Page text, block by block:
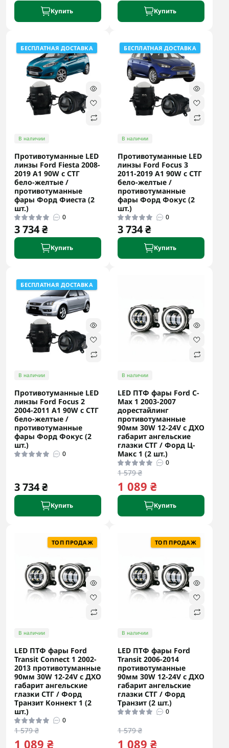
Купить Купить
БЕСПЛАТНАЯ ДОСТАВКА
В наличии
Противотуманные LED
линзы Ford Fiesta 2008-
2019 А1 90W с СТГ
бело-желтые /
противотуманные
фары Форд Фиеста (2
шт.)
0
3 734 ₴
Купить
БЕСПЛАТНАЯ ДОСТАВКА
В наличии
Противотуманные LED
линзы Ford Focus 3
2011-2019 А1 90W с СТГ
бело-желтые /
противотуманные
фары Форд Фокус (2
шт.)
0
3 734 ₴
Купить
БЕСПЛАТНАЯ ДОСТАВКА
В наличии
Противотуманные LED
линзы Ford Focus 2
2004-2011 А1 90W с СТГ
бело-желтые /
противотуманные
фары Форд Фокус (2
шт.)
0
3 734 ₴
Купить
В наличии
LED ПТФ фары Ford C-
Max 1 2003-2007
дорестайлинг
противотуманные
90мм 30W 12-24V с ДХО
габарит ангельские
глазки СТГ / Форд Ц-
Макс 1 (2 шт.)
0
1 579 ₴
1 089 ₴
Купить
ТОП ПРОДАЖ
В наличии
LED ПТФ фары Ford
Transit Connect 1 2002-
2013 противотуманные
90мм 30W 12-24V с ДХО
габарит ангельские
глазки СТГ / Форд
Транзит Коннект 1 (2
шт.)
0
1 579 ₴
1 089 ₴
ТОП ПРОДАЖ
В наличии
LED ПТФ фары Ford
Transit 2006-2014
противотуманные
90мм 30W 12-24V с ДХО
габарит ангельские
глазки СТГ / Форд
Транзит (2 шт.)
0
1 579 ₴
1 089 ₴